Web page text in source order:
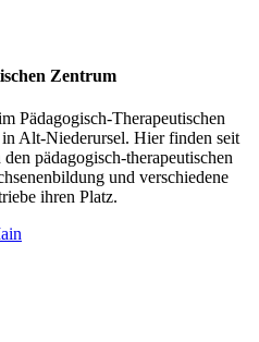
Zentrum
Pädagogisch-Therapeutischen
Alt-Niederursel. Hier finden seit
pädagogisch-therapeutischen
und verschiedene
ihren Platz.